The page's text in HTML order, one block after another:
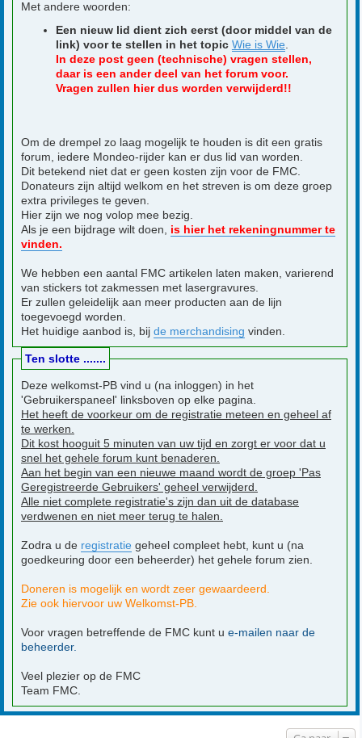
Met andere woorden:
Een nieuw lid dient zich eerst (door middel van de
link) voor te stellen in het topic Wie is Wie.
In deze post geen (technische) vragen stellen,
daar is een ander deel van het forum voor.
Vragen zullen hier dus worden verwijderd!!
Om de drempel zo laag mogelijk te houden is dit een gratis
forum, iedere Mondeo-rijder kan er dus lid van worden.
Dit betekend niet dat er geen kosten zijn voor de FMC.
Donateurs zijn altijd welkom en het streven is om deze groep
extra privileges te geven.
Hier zijn we nog volop mee bezig.
Als je een bijdrage wilt doen, is hier het rekeningnummer te
vinden.
We hebben een aantal FMC artikelen laten maken, varierend
van stickers tot zakmessen met lasergravures.
Er zullen geleidelijk aan meer producten aan de lijn
toegevoegd worden.
Het huidige aanbod is, bij de merchandising vinden.
Ten slotte .......
Deze welkomst-PB vind u (na inloggen) in het
'Gebruikerspaneel' linksboven op elke pagina.
Het heeft de voorkeur om de registratie meteen en geheel af
te werken.
Dit kost hooguit 5 minuten van uw tijd en zorgt er voor dat u
snel het gehele forum kunt benaderen.
Aan het begin van een nieuwe maand wordt de groep 'Pas
Geregistreerde Gebruikers' geheel verwijderd.
Alle niet complete registratie's zijn dan uit de database
verdwenen en niet meer terug te halen.
Zodra u de registratie geheel compleet hebt, kunt u (na
goedkeuring door een beheerder) het gehele forum zien.
Doneren is mogelijk en wordt zeer gewaardeerd.
Zie ook hiervoor uw Welkomst-PB.
Voor vragen betreffende de FMC kunt u e-mailen naar de
beheerder.
Veel plezier op de FMC
Team FMC.